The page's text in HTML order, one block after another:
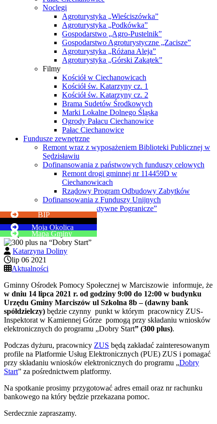
Noclegi
Agroturystyka „Wieściszówka”
Agroturystyka „Podkówka”
Gospodarstwo „Agro-Pustelnik”
Gospodarstwo Agroturystyczne „Zacisze”
Agroturystyka „Różana Aleja”
Agroturystyka „Górski Zakątek”
Filmy
Kościół w Ciechanowicach
Kościół św. Katarzyny cz. 1
Kościół św. Katarzyny cz. 2
Brama Sudetów Środkowych
Marki Lokalne Dolnego Śląska
Ogrody Pałacu Ciechanowice
Pałac Ciechanowice
Fundusze zewnętrzne
Remont wraz z wyposażeniem Biblioteki Publicznej w
Sędzisławiu
Dofinansowania z państwowych funduszy celowych
Remont drogi gminnej nr 114459D w
Ciechanowicach
Rządowy Program Odbudowy Zabytków
Dofinansowania z Funduszy Unijnych
Projekt „Aktywne Pogranicze”
Kontakt
300 plus na “Dobry Start”
Katarzyna Doliny
lip 06 2021
Aktualności
Gminny Ośrodek Pomocy Społecznej w Marciszowie informuje, że
w dniu 14 lipca 2021 r. od godziny 9:00 do 12:00 w budynku
Urzędu Gminy Marciszów ul Szkolna 8b – (dawny bank
spółdzielczy) będzie czynny punkt w którym pracownicy ZUS-
Inspektorat w Kamiennej Górze pomogą przy składaniu wniosków
elektronicznych do programu „Dobry Start” (300 plus).
Podczas dyżuru, pracownicy ZUS będą zakładać zainteresowanym
profile na Platformie Usług Elektronicznych (PUE) ZUS i pomagać
przy składaniu wniosków elektronicznych do programu „Dobry
Start” za pośrednictwem platformy.
Na spotkanie prosimy przygotować adres email oraz nr rachunku
bankowego na który będzie przekazana pomoc.
Serdecznie zapraszamy.
Button
BIP
Button
Moja Okolica
Mapa Gminy